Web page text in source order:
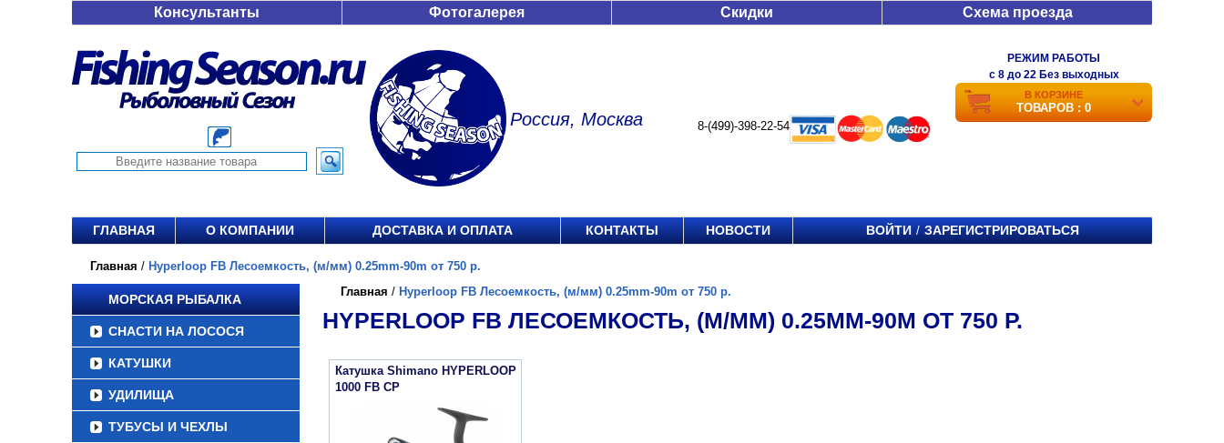
Консультанты Фотогалерея Скидки Схема проезда
Россия, Москва 8-(499)-398-22-54
РЕЖИМ РАБОТЫ
c 8 до 22 Без выходных
В КОРЗИНЕ
ТОВАРОВ : 0
ГЛАВНАЯ О КОМПАНИИ ДОСТАВКА И ОПЛАТА КОНТАКТЫ НОВОСТИ ВОЙТИ / ЗАРЕГИСТРИРОВАТЬСЯ
Главная / Hyperloop FB Лесоемкость, (м/мм) 0.25mm-90m от 750 р.
МОРСКАЯ РЫБАЛКА
СНАСТИ НА ЛОСОСЯ
КАТУШКИ
УДИЛИЩА
ТУБУСЫ И ЧЕХЛЫ
Главная / Hyperloop FB Лесоемкость, (м/мм) 0.25mm-90m от 750 р.
HYPERLOOP FB ЛЕСОЕМКОСТЬ, (М/ММ) 0.25MM-90M ОТ 750 Р.
Катушка Shimano HYPERLOOP
1000 FB CP